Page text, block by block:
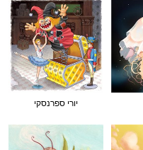
יורי ספרנסקי